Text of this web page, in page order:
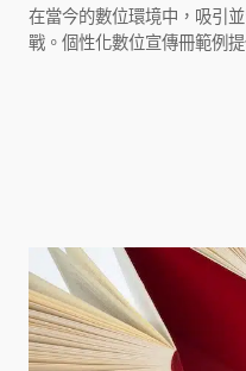
在當今的數位環境中，吸引
戰。個性化數位宣傳冊範例